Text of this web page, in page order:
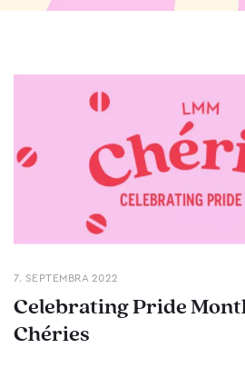
7. SEPTEMBRA 2022
Celebrating Pride
Chéries